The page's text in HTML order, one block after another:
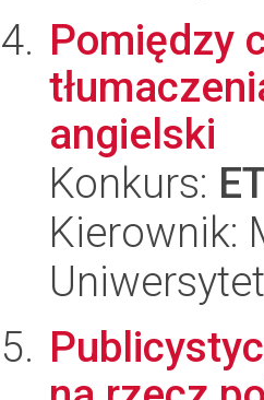
Pomiędzy
angielski
Konkurs:
Kierownik: